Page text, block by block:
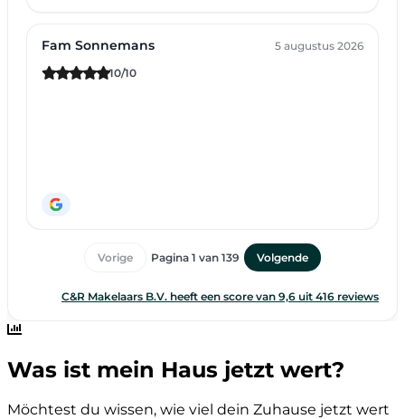
Was ist mein Haus jetzt wert?
Möchtest du wissen, wie viel dein Zuhause jetzt wert